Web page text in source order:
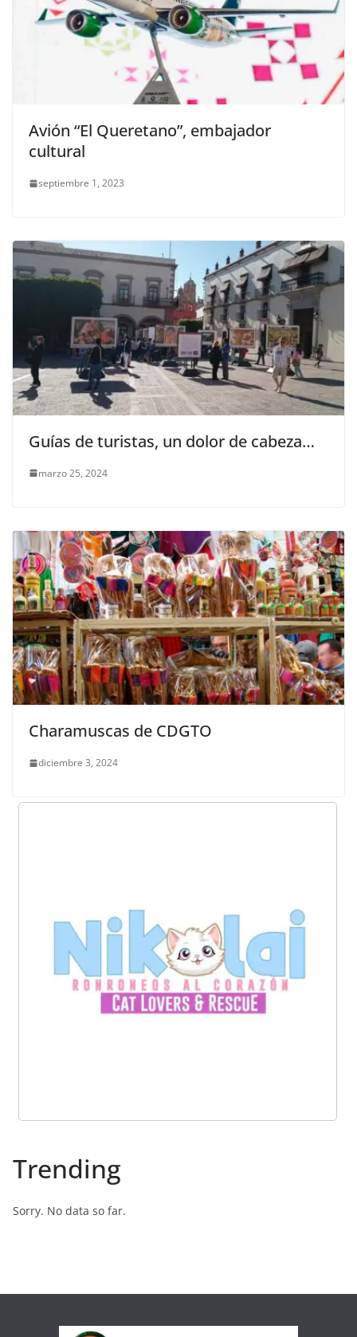
Avión “El Queretano”, embajador
cultural
septiembre 1, 2023
Guías de turistas, un dolor de cabeza…
marzo 25, 2024
Charamuscas de CDGTO
diciembre 3, 2024
Trending
Sorry. No data so far.